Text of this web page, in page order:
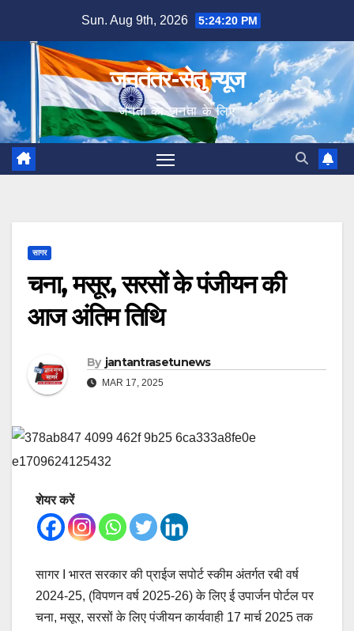
content
Sun. Aug 9th, 2026 5:24:21 PM
जनतंत्र-सेतु न्यूज
जनता का जनता के लिए
सागर
चना, मसूर, सरसों के पंजीयन की
आज अंतिम तिथि
By jantantrasetunews
MAR 17, 2025
शेयर करें
सागर I भारत सरकार की प्राईज सपोर्ट स्कीम अंतर्गत रबी वर्ष
2024-25, (विपणन वर्ष 2025-26) के लिए ई उपार्जन पोर्टल पर
चना, मसूर, सरसों के लिए पंजीयन कार्यवाही 17 मार्च 2025 तक